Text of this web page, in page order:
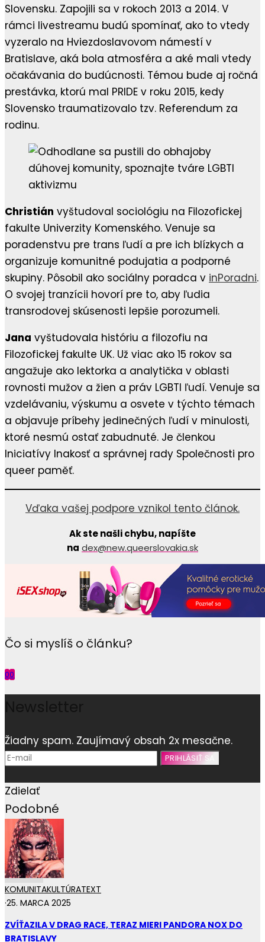
Slovensku. Zapojili sa v rokoch 2013 a 2014. V
rámci livestreamu budú spomínať, ako to vtedy
vyzeralo na Hviezdoslavovom námestí v
Bratislave, aká bola atmosféra a aké mali vtedy
očakávania do budúcnosti. Témou bude aj ročná
prestávka, ktorú mal PRIDE v roku 2015, kedy
Slovensko traumatizovalo tzv. Referendum za
rodinu.
Christián vyštudoval sociológiu na Filozofickej
fakulte Univerzity Komenského. Venuje sa
poradenstvu pre trans ľudí a pre ich blízkych a
organizuje komunitné podujatia a podporné
skupiny. Pôsobil ako sociálny poradca v inPoradni.
O svojej tranzícii hovorí pre to, aby ľudia
transrodovej skúsenosti lepšie porozumeli.
Jana vyštudovala históriu a filozofiu na
Filozofickej fakulte UK. Už viac ako 15 rokov sa
angažuje ako lektorka a analytička v oblasti
rovnosti mužov a žien a práv LGBTI ľudí. Venuje sa
vzdelávaniu, výskumu a osvete v týchto témach
a objavuje príbehy jedinečných ľudí v minulosti,
ktoré nesmú ostať zabudnuté. Je členkou
Iniciatívy Inakosť a správnej rady Společnosti pro
queer paměť.
Vďaka vašej podpore vznikol tento článok.
Ak ste našli chybu, napíšte
na dex@new.queerslovakia.sk
Čo si myslíš o článku?
00
Žiadny spam. Zaujímavý obsah 2x mesačne.
Zdielať
Podobné
KOMUNITAKULTÚRATEXT
·25. MARCA 2025
ZVÍŤAZILA V DRAG RACE, TERAZ MIERI PANDORA NOX DO
BRATISLAVY